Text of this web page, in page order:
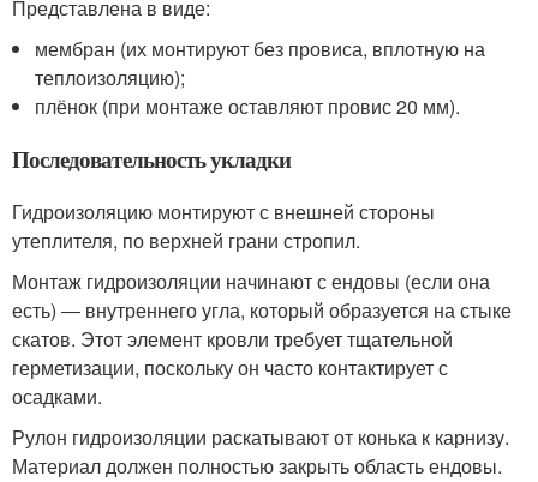
Представлена в виде:
мембран (их монтируют без провиса, вплотную на
теплоизоляцию);
плёнок (при монтаже оставляют провис 20 мм).
Последовательность укладки
Гидроизоляцию монтируют с внешней стороны
утеплителя, по верхней грани стропил.
Монтаж гидроизоляции начинают с ендовы (если она
есть) ― внутреннего угла, который образуется на стыке
скатов. Этот элемент кровли требует тщательной
герметизации, поскольку он часто контактирует с
осадками.
Рулон гидроизоляции раскатывают от конька к карнизу.
Материал должен полностью закрыть область ендовы.